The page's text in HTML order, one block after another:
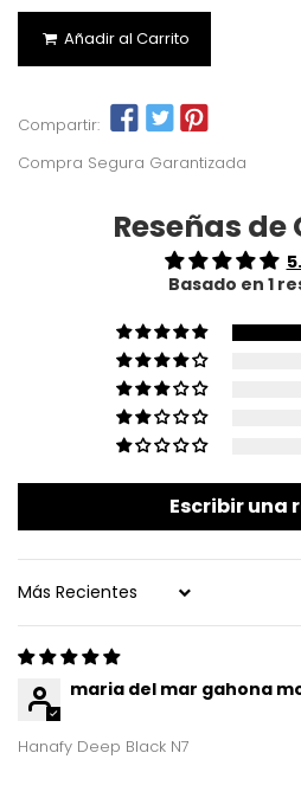
Añadir al Carrito
Compartir:
Compra Segura Garantizada
Reseñas de
Basado en 1
Escribir una
Sort by
maria del mar gahona
Hanafy Deep Black N7